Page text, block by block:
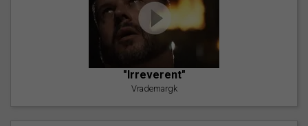
"Irreverent"
Vrademargk